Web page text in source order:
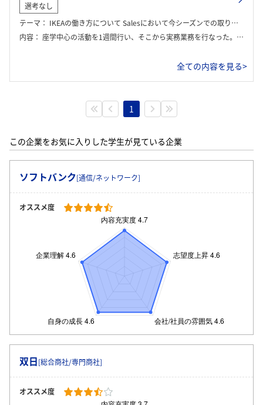
選考なし
テーマ： IKEAの働き方について Salesにおいて今シーズンでの取り組み目標への施策を考えること
内容： 座学中心の活動を1週間行い、そこから実務業務を行なった。全部英語での活動で、Meetingに参加したり、店長と話しながら今後の方針を決めたりした。
全ての内容を見る>
1
この企業をお気に入りした学生が見ている企業
ソフトバンク[通信/ネットワーク]
オススメ度
双日[総合商社/専門商社]
オススメ度